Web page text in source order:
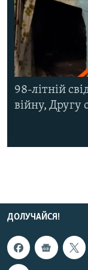
98-літній
війну, Другу
ДОЛУЧАЙСЯ!